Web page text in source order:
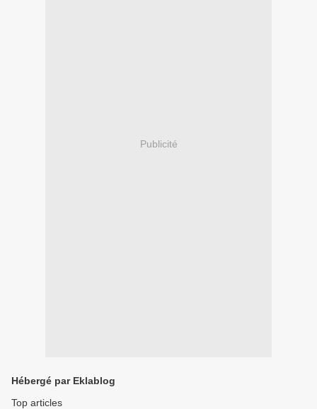
Publicité
Hébergé par Eklablog
Top articles